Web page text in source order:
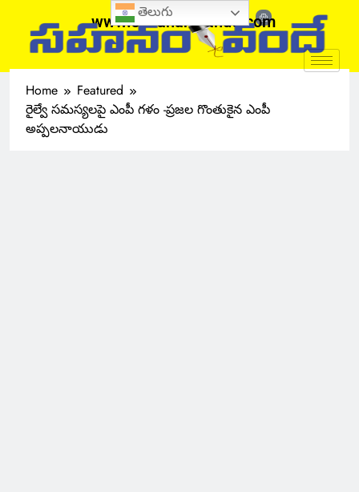
www.sahanamvande.com
Home
Featured
రైల్వే సమస్యలపై ఎంపీ గళం -ప్రజల గొంతుకైన ఎంపీ
అప్పలనాయుడు
తెలుగు